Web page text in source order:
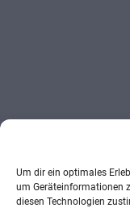
Um dir ein optimales
um Geräteinformationen
diesen Technologien